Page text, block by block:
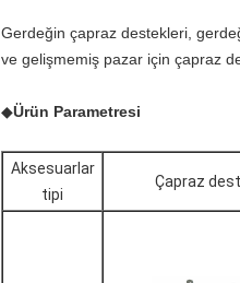
Gerdeğin çapraz destekleri,
ve gelişmemiş pazar için çapraz
◆Ürün Parametresi
Aksesuarlar
tipi
Çapraz